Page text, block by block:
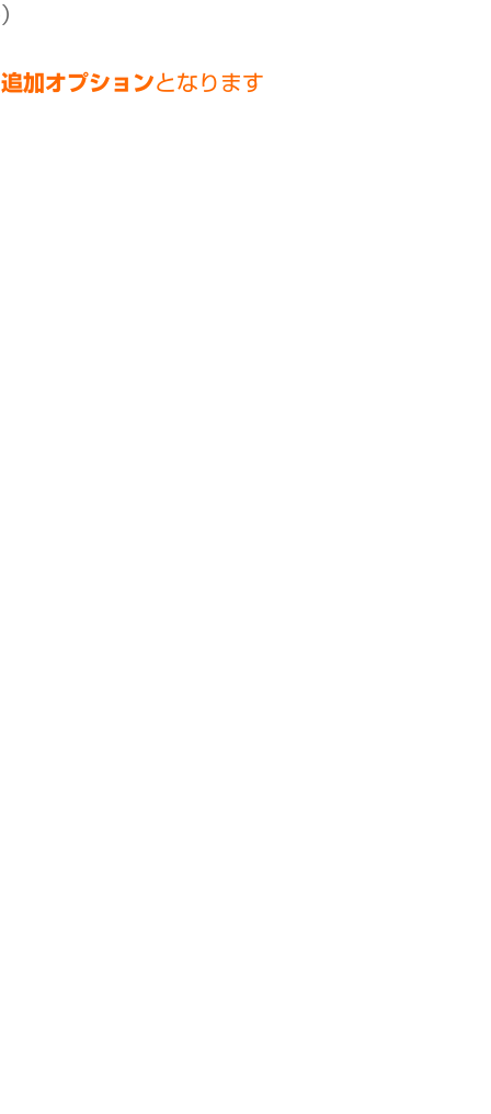
加オプションとなります